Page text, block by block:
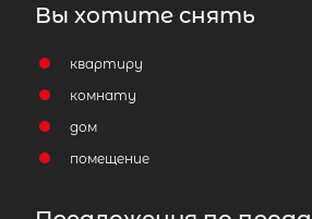
Вы хотите снять
квартиру
комнату
дом
помещение